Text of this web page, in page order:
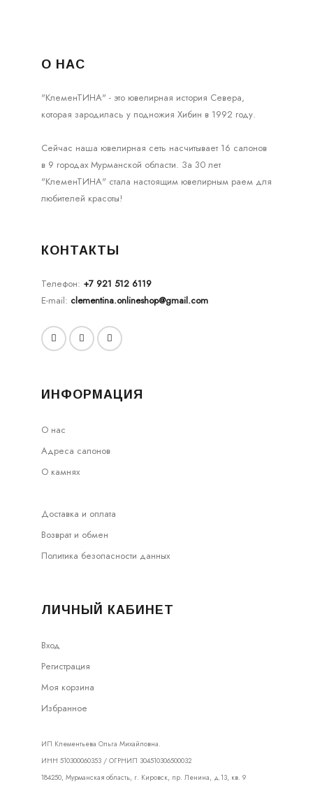
О НАС
"КлеменТИНА" - это ювелирная история Севера,
которая зародилась у подножия Хибин в 1992 году.
Сейчас наша ювелирная сеть насчитывает 16 салонов
в 9 городах Мурманской области. За 30 лет
"КлеменТИНА" стала настоящим ювелирным раем для
любителей красоты!
КОНТАКТЫ
Телефон: +7 921 512 6119
E-mail: clementina.onlineshop@gmail.com
ИНФОРМАЦИЯ
О нас
Адреса салонов
О камнях
Доставка и оплата
Возврат и обмен
Политика безопасности данных
ЛИЧНЫЙ КАБИНЕТ
Вход
Регистрация
Моя корзина
Избранное
ИП Клементьева Ольга Михайловна.
ИНН 510300060353 / ОГРНИП 304510306500032
184250, Мурманская область, г. Кировск, пр. Ленина, д.13, кв. 9